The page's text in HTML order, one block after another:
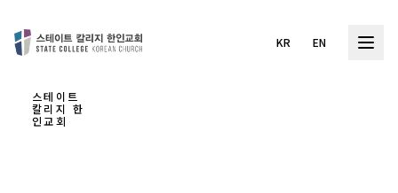
KR EN
스테이트
칼리지 한
인교회